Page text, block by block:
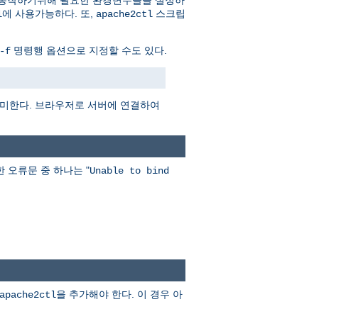
에 사용가능하다. 또, apache2ctl 스크립
-f 명령행 옵션으로 지정할 수도 있다.
한다. 브라우저로 서버에 연결하여
오류문 중 하나는 "Unable to bind
apache2ctl을 추가해야 한다. 이 경우 아